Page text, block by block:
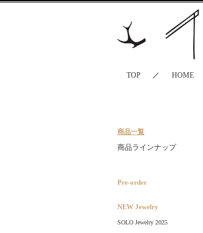
TOP HOME
商品一覧
商品ラインナップ
Pre-order
NEW Jewelry
SOLO Jewelry 2025